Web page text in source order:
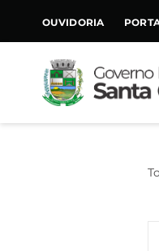
CONTEÚDO
OUVIDORIA